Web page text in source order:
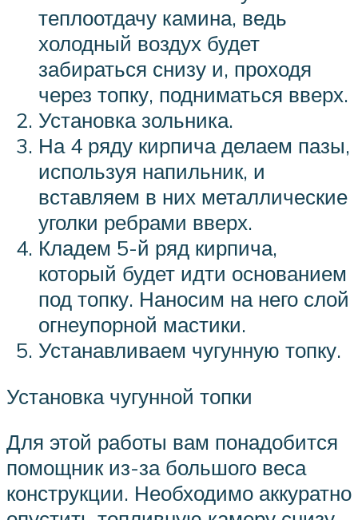
теплоотдачу камина, ведь
холодный воздух будет
забираться снизу и, проходя
через топку, подниматься вверх.
Установка зольника.
На 4 ряду кирпича делаем пазы,
используя напильник, и
вставляем в них металлические
уголки ребрами вверх.
Кладем 5-й ряд кирпича,
который будет идти основанием
под топку. Наносим на него слой
огнеупорной мастики.
Устанавливаем чугунную топку.
Установка чугунной топки
Для этой работы вам понадобится
помощник из-за большого веса
конструкции. Необходимо аккуратно